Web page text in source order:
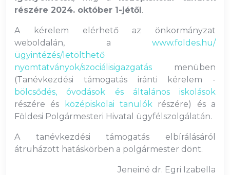
részére 2024. október 1-jétől.
A kérelem elérhető az önkormányzat
weboldalán, a www.foldes.hu/
ügyintézés/letölthető
nyomtatványok/szociálisigazgatás menüben
(Tanévkezdési támogatás iránti kérelem -
bölcsődés, óvodások és általános iskolások
részére és
középiskolai tanulók részére) és a
Földesi Polgármesteri Hivatal ügyfélszolgálatán.
A tanévkezdési támogatás elbírálásáról
átruházott hatáskörben a polgármester dönt.
Jeneiné dr. Egri Izabella